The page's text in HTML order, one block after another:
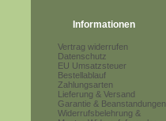
Informationen
Vertrag widerrufen
Datenschutz
EU Umsatzsteuer
Bestellablauf
Zahlungsarten
Lieferung & Versand
Garantie & Beanstandungen
Widerrufsbelehrung &